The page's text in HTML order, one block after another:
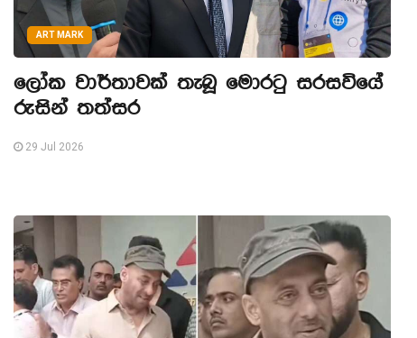
ART MARK
ලෝක වාර්තාවක් තැබූ මොරටු සරසවියේ
රුසින් තත්සර
29 Jul 2026